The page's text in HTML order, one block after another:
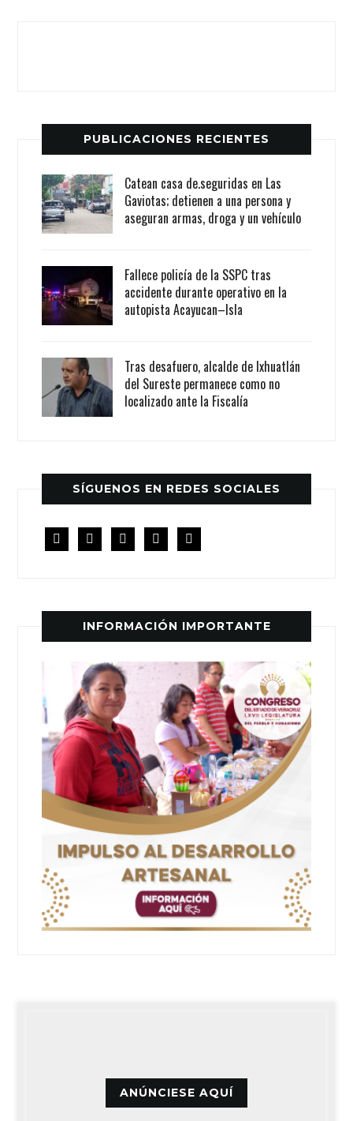
PUBLICACIONES RECIENTES
Catean casa de.seguridas en Las
Gaviotas; detienen a una persona y
aseguran armas, droga y un vehículo
Fallece policía de la SSPC tras
accidente durante operativo en la
autopista Acayucan–Isla
Tras desafuero, alcalde de Ixhuatlán
del Sureste permanece como no
localizado ante la Fiscalía
SÍGUENOS EN REDES SOCIALES
facebooktwitterinstagramyoutube
rss
INFORMACIÓN IMPORTANTE
ANÚNCIESE AQUÍ